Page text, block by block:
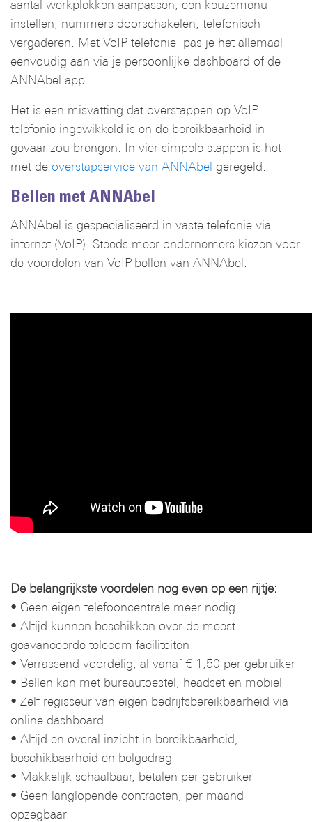
aantal werkplekken aanpassen, een keuzemenu
instellen, nummers doorschakelen, telefonisch
vergaderen. Met VoIP telefonie pas je het allemaal
eenvoudig aan via je persoonlijke dashboard of de
ANNAbel app.
Het is een misvatting dat overstappen op VoIP
telefonie ingewikkeld is en de bereikbaarheid in
gevaar zou brengen. In vier simpele stappen is het
met de overstapservice van ANNAbel geregeld.
Bellen met ANNAbel
ANNAbel is gespecialiseerd in vaste telefonie via
internet (VoIP). Steeds meer ondernemers kiezen voor
de voordelen van VoIP-bellen van ANNAbel:
De belangrijkste voordelen nog even op een rijtje:
• Geen eigen telefooncentrale meer nodig
• Altijd kunnen beschikken over de meest
geavanceerde telecom-faciliteiten
• Verrassend voordelig, al vanaf € 1,50 per gebruiker
• Bellen kan met bureautoestel, headset en mobiel
• Zelf regisseur van eigen bedrijfsbereikbaarheid via
online dashboard
• Altijd en overal inzicht in bereikbaarheid,
beschikbaarheid en belgedrag
• Makkelijk schaalbaar, betalen per gebruiker
• Geen langlopende contracten, per maand
opzegbaar